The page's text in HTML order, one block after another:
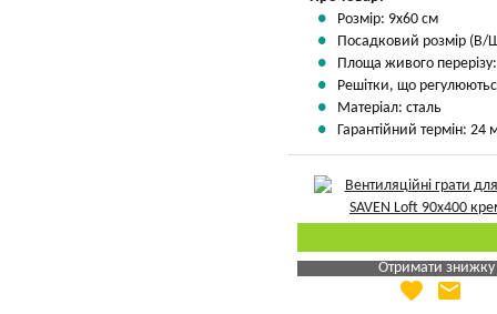
Розмір: 9х60 см
Посадковий розмір (В/
Площа живого
Решітки, що
Матеріал: сталь
Гарантійний термін: 24
Отримати знижку
Яка Ваша ціна
favorite email